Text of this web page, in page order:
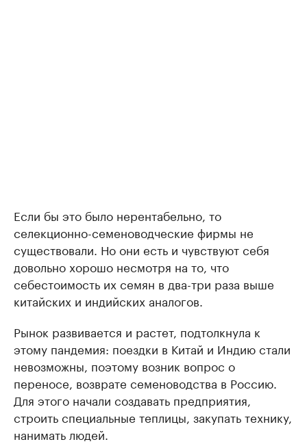
Если бы это было нерентабельно, то
селекционно-семеноводческие фирмы не
существовали. Но они есть и чувствуют себя
довольно хорошо несмотря на то, что
себестоимость их семян в два-три раза выше
китайских и индийских аналогов.
Рынок развивается и растет, подтолкнула к
этому пандемия: поездки в Китай и Индию стали
невозможны, поэтому возник вопрос о
переносе, возврате семеноводства в Россию.
Для этого начали создавать предприятия,
строить специальные теплицы, закупать технику,
нанимать людей.